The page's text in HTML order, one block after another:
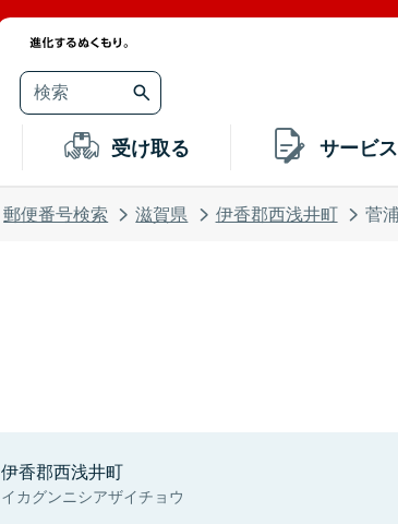
受け取る サービ
郵便番号検索 滋賀県 伊香郡西浅井町 菅浦
伊香郡西浅井町
イカグンニシアザイチョウ